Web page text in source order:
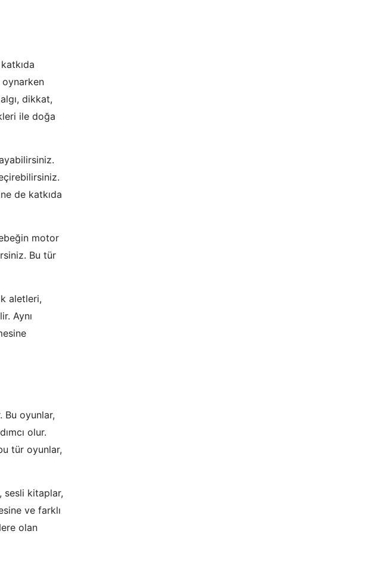
dikkat,
ile doğa
de katkıda
motor
Bu tür
aletleri,
Aynı
oyunlar,
olur.
tür oyunlar,
sesli kitaplar,
ve farklı
olan